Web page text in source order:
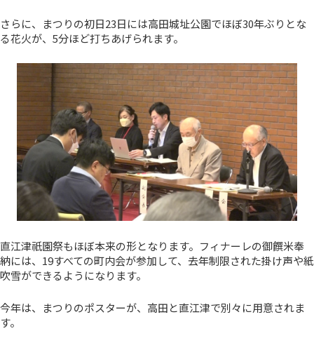
さらに、まつりの初日23日には高田城址公園でほぼ30年ぶりとな
る花火が、5分ほど打ちあげられます。
直江津祇園祭もほぼ本来の形となります。フィナーレの御饌米奉
納には、19すべての町内会が参加して、去年制限された掛け声や紙
吹雪ができるようになります。
今年は、まつりのポスターが、高田と直江津で別々に用意されま
す。